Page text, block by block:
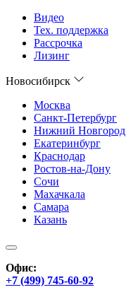
Видео
Тех. поддержка
Рассрочка
Лизинг
Новосибирск
Москва
Санкт-Петербург
Нижний Новгород
Екатеринбург
Краснодар
Ростов-на-Дону
Сочи
Махачкала
Самара
Казань
Офис:
+7 (499) 745-60-92